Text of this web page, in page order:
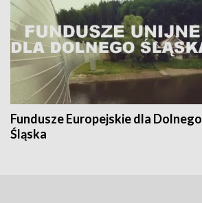
Fundusze Europejskie dla Dolnego
Śląska